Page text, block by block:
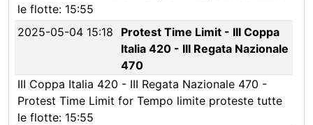
le flotte: 15:55
2025-05-04 15:18
Protest Time Limit - III Coppa
Italia 420 - III Regata Nazionale
470
III Coppa Italia 420 - III Regata Nazionale 470 -
Protest Time Limit for Tempo limite proteste tutte
le flotte: 15:55